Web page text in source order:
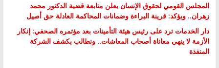
المجلس القومي لحقوق الإنسان يعلن متابعة قضية الدكتور محمد
زهران.. ويؤكد: قرينة البراءة وضمانات المحاكمة العادلة حق أصيل
دار الخدمات ترد على رئيس هيئة التأمينات بعد مؤتمره الصحفي: إنكار
الأزمة لا ينهي معاناة أصحاب المعاشات.. ونطالب بكشف الشركة
المنفذة